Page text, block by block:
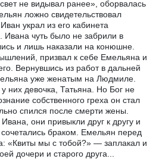
не видывал ранее», оборвалась
ложно свидетельствовал
украл из его кабинета
Ивана чуть было не забрили в
и лишь наказали на конюшне.
призвал к себе Емельяна и
Вернувшись из работ в дальней
уже женатым на Людмиле.
них девочка, Татьяна. Но Бог не
собственного греха он стал
спился после смерти жены.
они привыкли друг к другу и
браком. Емельян перед
«Квиты мы с тобой?» — заплакал и
дочери и старого друга...